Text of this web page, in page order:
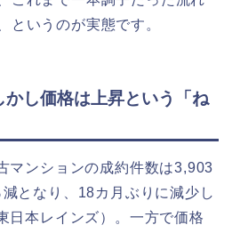
というのが実態です。
かし価格は上昇という「ね
マンションの成約件数は3,903
となり、18カ月ぶりに減少し
日本レインズ）。一方で価格